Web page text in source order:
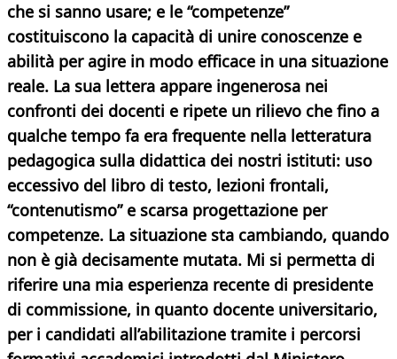
che si sanno usare; e le “competenze”
costituiscono la capacità di unire conoscenze e
abilità per agire in modo efficace in una situazione
reale. La sua lettera appare ingenerosa nei
confronti dei docenti e ripete un rilievo che fino a
qualche tempo fa era frequente nella letteratura
pedagogica sulla didattica dei nostri istituti: uso
eccessivo del libro di testo, lezioni frontali,
“contenutismo” e scarsa progettazione per
competenze. La situazione sta cambiando, quando
non è già decisamente mutata. Mi si permetta di
riferire una mia esperienza recente di presidente
di commissione, in quanto docente universitario,
per i candidati all’abilitazione tramite i percorsi